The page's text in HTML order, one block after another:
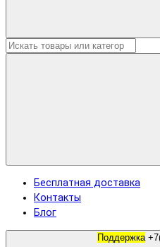
Бесплатная доставка
Контакты
Блог
Поддержка